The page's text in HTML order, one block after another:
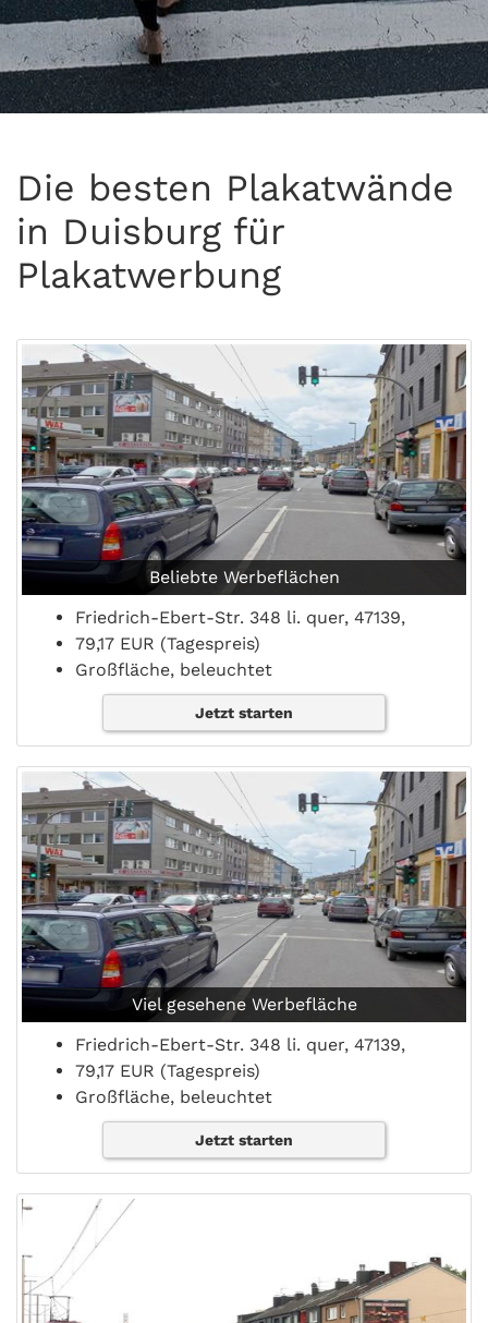
Die besten Plakatwände
in Duisburg für
Plakatwerbung
Beliebte Werbeflächen
Friedrich-Ebert-Str. 348 li. quer, 47139,
79,17 EUR (Tagespreis)
Großfläche, beleuchtet
Jetzt starten
Viel gesehene Werbefläche
Friedrich-Ebert-Str. 348 li. quer, 47139,
79,17 EUR (Tagespreis)
Großfläche, beleuchtet
Jetzt starten